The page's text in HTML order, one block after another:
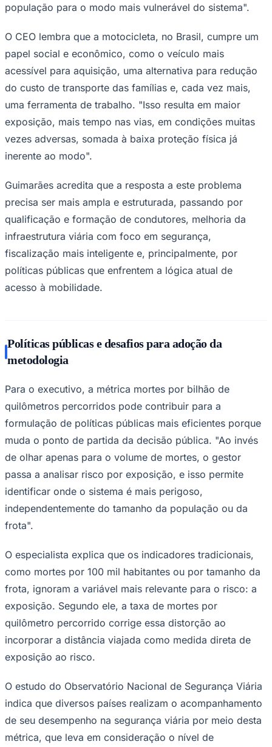
Santos
Flamengo
população para o modo mais vulnerável do sistema".
O CEO lembra que a motocicleta, no Brasil, cumpre um
papel social e econômico, como o veículo mais
acessível para aquisição, uma alternativa para redução
do custo de transporte das famílias e, cada vez mais,
uma ferramenta de trabalho. "Isso resulta em maior
exposição, mais tempo nas vias, em condições muitas
vezes adversas, somada à baixa proteção física já
inerente ao modo".
Guimarães acredita que a resposta a este problema
precisa ser mais ampla e estruturada, passando por
qualificação e formação de condutores, melhoria da
infraestrutura viária com foco em segurança,
fiscalização mais inteligente e, principalmente, por
políticas públicas que enfrentem a lógica atual de
acesso à mobilidade.
Políticas públicas e desafios para adoção da
metodologia
Para o executivo, a métrica mortes por bilhão de
quilômetros percorridos pode contribuir para a
formulação de políticas públicas mais eficientes porque
muda o ponto de partida da decisão pública. "Ao invés
de olhar apenas para o volume de mortes, o gestor
passa a analisar risco por exposição, e isso permite
identificar onde o sistema é mais perigoso,
independentemente do tamanho da população ou da
frota".
O especialista explica que os indicadores tradicionais,
como mortes por 100 mil habitantes ou por tamanho da
frota, ignoram a variável mais relevante para o risco: a
exposição. Segundo ele, a taxa de mortes por
quilômetro percorrido corrige essa distorção ao
incorporar a distância viajada como medida direta de
exposição ao risco.
O estudo do Observatório Nacional de Segurança Viária
indica que diversos países realizam o acompanhamento
de seu desempenho na segurança viária por meio desta
métrica, que leva em consideração o nível de